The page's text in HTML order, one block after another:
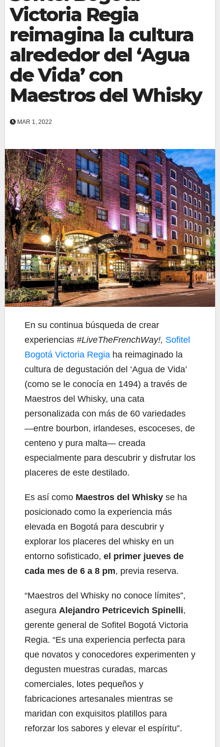
Victoria Regia
reimagina la cultura
alrededor del ‘Agua
de Vida’ con
Maestros del Whisky
MAR 1, 2022
En su continua búsqueda de crear
experiencias #LiveTheFrenchWay!, Sofitel
Bogotá Victoria Regia ha reimaginado la
cultura de degustación del ‘Agua de Vida’
(como se le conocía en 1494) a través de
Maestros del Whisky, una cata
personalizada con más de 60 variedades
—entre bourbon, irlandeses, escoceses, de
centeno y pura malta— creada
especialmente para descubrir y disfrutar los
placeres de este destilado.
Es así como Maestros del Whisky se ha
posicionado como la experiencia más
elevada en Bogotá para descubrir y
explorar los placeres del whisky en un
entorno sofisticado, el primer jueves de
cada mes de 6 a 8 pm, previa reserva.
“Maestros del Whisky no conoce límites”,
asegura Alejandro Petricevich Spinelli,
gerente general de Sofitel Bogotá Victoria
Regia. “Es una experiencia perfecta para
que novatos y conocedores experimenten y
degusten muestras curadas, marcas
comerciales, lotes pequeños y
fabricaciones artesanales mientras se
maridan con exquisitos platillos para
reforzar los sabores y elevar el espíritu”.